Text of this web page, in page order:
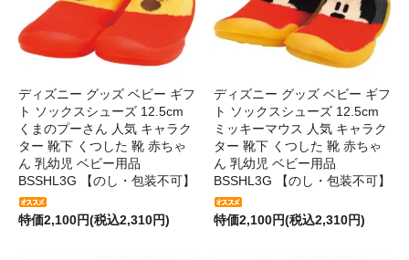
ディズニー グッズ ベビー ギフ
ト ソックスシューズ 12.5cm
くまのプーさん 人気 キャラク
ター 靴下 くつした 靴 赤ちゃ
ん 乳幼児 ベビー用品
BSSHL3G 【のし・包装不可】
特価2,100円(税込2,310円)
ディズニー グッズ ベビー ギフ
ト ソックスシューズ 12.5cm
ミッキーマウス 人気 キャラク
ター 靴下 くつした 靴 赤ちゃ
ん 乳幼児 ベビー用品
BSSHL3G 【のし・包装不可】
特価2,100円(税込2,310円)